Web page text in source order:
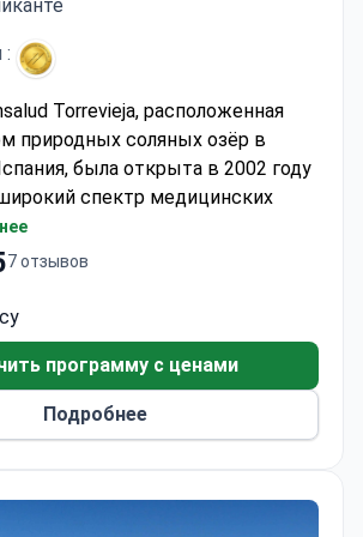
:
Torrevieja, расположенная
природных соляных озёр в
была открыта в 2002 году
спектр медицинских
работает 400 специалистов,
и имеется 120 комнат,
отделение с 12 единицами.
составляет 22 000
она оснащена передовыми
такими как КТ-сканеры, ПЭТ-КТ,
аппараты и два линейных
7 отзывов
программу с ценами
Подробнее